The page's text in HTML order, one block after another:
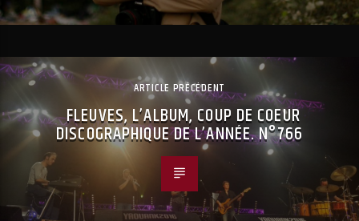
ARTICLE PRÉCÉDENT
FLEUVES, L’ALBUM, COUP DE COEUR
DISCOGRAPHIQUE DE L’ANNÉE. N°766